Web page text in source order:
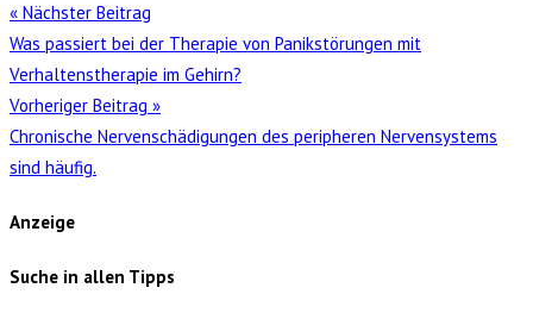
« Nächster Beitrag
Was passiert bei der Therapie von Panikstörungen mit
Verhaltenstherapie im Gehirn?
Vorheriger Beitrag »
Chronische Nervenschädigungen des peripheren Nervensystems
sind häufig.
Anzeige
Suche in allen Tipps